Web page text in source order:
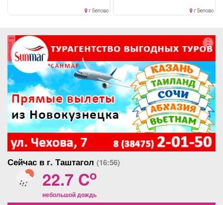
г Белово
образование.. Контрольг Белово
реклама
Сейчас в г. Таштагол (16:56)
22.7 Co
небольшой дождь